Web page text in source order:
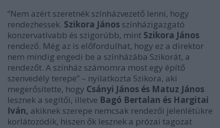
“Nem azért szeretnék színházvezető lenni, hogy
rendezhessek. Szikora János színházigazgató
konzervatívabb és szigorúbb, mint Szikora János
rendező. Még az is előfordulhat, hogy ez a direktor
nem mindig engedi be a színházába Szikorát, a
rendezőt. A színház számomra most egy építő
szenvedély terepe” – nyilatkozta Szikora, aki
megerősítette, hogy Csányi János és Matuz János
lesznek a segítői, illetve Bagó Bertalan és Hargitai
Iván, akiknek szerepe nemcsak rendezői jelenlétükre
korlátozódik, hiszen ők lesznek a prózai tagozat